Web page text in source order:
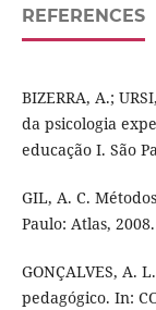
REFERENCES
BIZERRA, A.;
da psicologia
educação I. São
GIL, A. C.
Paulo: Atlas, 2008.
GONÇALVES, A.
pedagógico. In: